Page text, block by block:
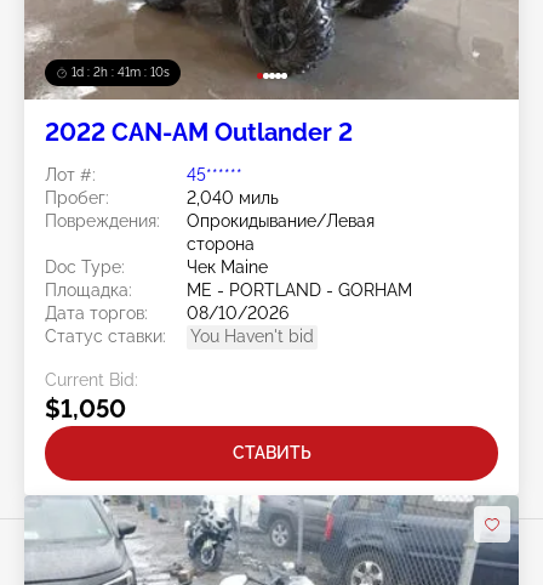
1d : 2h : 41m : 08s
2022 CAN-AM Outlander 2
Лот #:
45******
Пробег:
2,040 миль
Повреждения:
Опрокидывание/Левая
сторона
Doc Type:
Чек Maine
Площадка:
ME - PORTLAND - GORHAM
Дата торгов:
08/10/2026
Статус ставки:
You Haven't bid
Current Bid:
$1,050
СТАВИТЬ